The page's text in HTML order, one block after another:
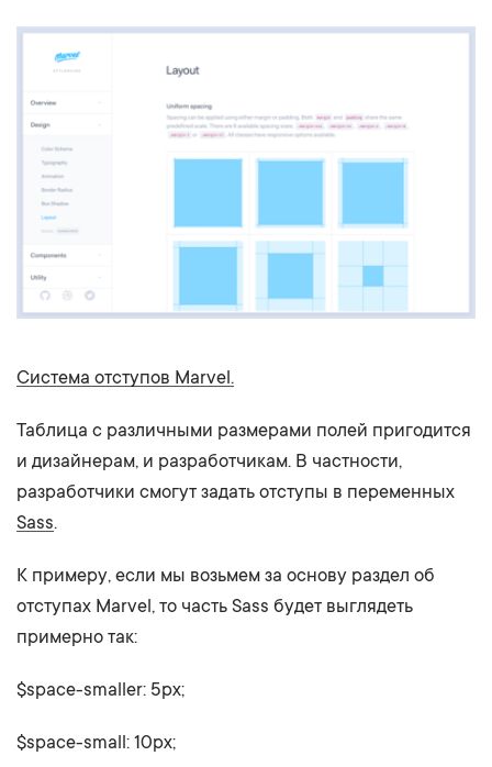
Система отступов Marvel.
Таблица с различными размерами полей пригодится
и дизайнерам, и разработчикам. В частности,
разработчики смогут задать отступы в переменных
Sass.
К примеру, если мы возьмем за основу раздел об
отступах Marvel, то часть Sass будет выглядеть
примерно так:
$space-smaller: 5px;
$space-small: 10px;